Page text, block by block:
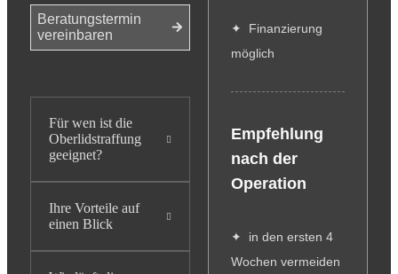
Beratungstermin
vereinbaren
Für wen ist die
Oberlidstraffung
geeignet?
Ihre Vorteile auf
einen Blick
✦ Finanzierung
möglich
Empfehlung
nach der
Operation
✦ in den ersten 4
Wochen vermeiden